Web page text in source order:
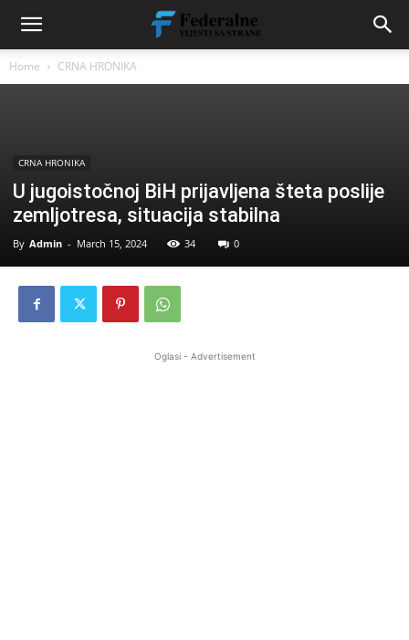
Home CRNA HRONIKA
CRNA HRONIKA
U jugoistočnoj BiH prijavljena šteta poslije
zemljotresa, situacija stabilna
By Admin - March 15, 2024 34 0
Oglasi - Advertisement